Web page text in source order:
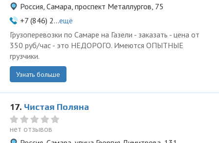
Россия, Самара, проспект Металлургов, 75
+7 (846) 2...ещё
Грузоперевозки по Самаре на Газели - заказать - цена от
350 руб/час - это НЕДОРОГО. Имеются ОПЫТНЫЕ
грузчики.
Узнать больше
17. Чистая Поляна
нет отзывов